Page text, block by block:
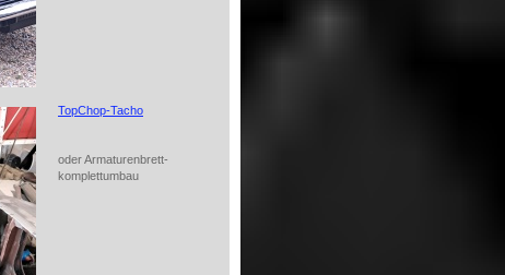
TopChop-Tacho
oder Armaturenbrett-
komplettumbau